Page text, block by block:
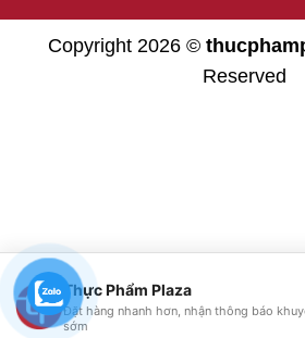
Copyright 2026 ©
Reserved
Thực Phẩm Plaza
Đặt hàng nhanh hơn, nhận thông báo
sớm